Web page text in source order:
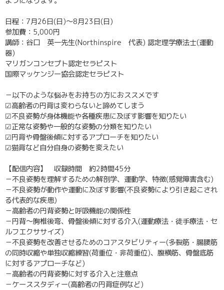
日程：7月26日(日)～8月23日(日)
参加費：5,000円
講師：谷口 英一先生(Northinspire 代表) 認定理学療法士(運動
器)
マリガンコンセプト認定セラピスト
国際マッケンジー協会認定セラピスト
－以下のような悩みをお持ちの方におススメです
☑高齢者の円背は変わらないと諦めてしまう
☑不良姿勢が身体機能や各種疾患に及ぼす影響を知りたい
☑正常な姿勢や一般的な姿勢の分類を知りたい
☑円背や骨盤後傾に対するアプローチを知りたい
☑猫背など自分自身の姿勢を変えたい
【配信内容】 収録時間 約2時間45分
－不良姿勢を理解するための解剖学、運動学、特徴(感覚障害含む)
－不良姿勢が動作や運動に及ぼす影響(不良姿勢により引き起こされ
る代表的な疾患)
－高齢者の円背姿勢と呼吸機能の関係性
－円背～胸椎後弯、骨盤後傾に対する介入(運動療法・徒手療法・セ
ルフエクササイズ)
－不良姿勢を改善させるためのコアスタビリティー(多裂筋・腸腰筋
の同時収縮や単独収縮練習(荷重位・非荷重位)、腹横筋、骨盤底筋
に対するアプローチなど)
－高齢者の円背姿勢に対する介入と注意点
－ケーススタディー(高齢者の円背症例など)